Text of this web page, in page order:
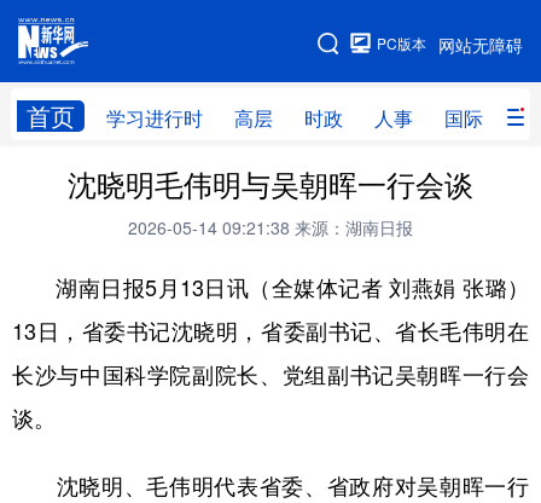
网站无障碍
PC版本
首页 学习进行时 高层 时政 人事 国际 财
网站地图
学习进行时 高层 时政 人事
财经 网评
台湾 思客智库 全球连线 教育
科技 科创 量子 体育
文化 书画 健康 军事
法律 中央文件 金融 汽车
沈晓明毛伟明与吴朝晖一行会谈
2026-05-14 09:21:38 来源：湖南日报
湖南日报5月13日讯（全媒体记者 刘燕娟 张璐）
13日，省委书记沈晓明，省委副书记、省长毛伟明在
长沙与中国科学院副院长、党组副书记吴朝晖一行会
谈。
沈晓明、毛伟明代表省委、省政府对吴朝晖一行